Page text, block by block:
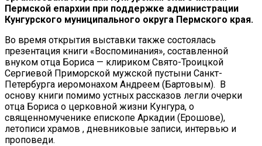
Пермской епархии при поддержке администрации
Кунгурского муниципального округа Пермского края.
Во время открытия выставки также состоялась
презентация книги «Воспоминания», составленной
внуком отца Бориса — клириком Свято-Троицкой
Сергиевой Приморской мужской пустыни Санкт-
Петербурга иеромонахом Андреем (Бартовым). В
основу книги помимо устных рассказов легли очерки
отца Бориса о церковной жизни Кунгура, о
священномученике епископе Аркадии (Ерошове),
летописи храмов , дневниковые записи, интервью и
проповеди.